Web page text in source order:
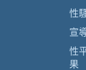
性
宣
性
果